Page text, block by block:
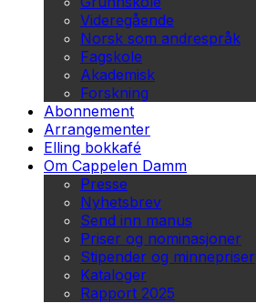
Videregående
Norsk som andrespråk
Fagskole
Akademisk
Forskning
Abonnement
Arrangementer
Elling bokkafé
Om Cappelen Damm
Presse
Nyhetsbrev
Send inn manus
Priser og nominasjoner
Stipender og minnepriser
Kataloger
Rapport 2025